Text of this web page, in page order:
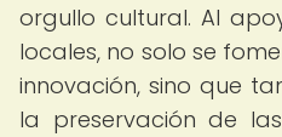
orgullo cultural. Al
locales, no solo se
innovación, sino que
la preservación de